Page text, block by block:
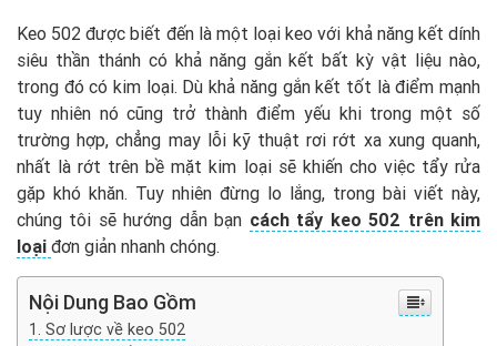
Keo 502 được biết đến là một loại keo với khả năng kết dính
siêu thần thánh có khả năng gắn kết bất kỳ vật liệu nào,
trong đó có kim loại. Dù khả năng gắn kết tốt là điểm mạnh
tuy nhiên nó cũng trở thành điểm yếu khi trong một số
trường hợp, chẳng may lỗi kỹ thuật rơi rớt xa xung quanh,
nhất là rớt trên bề mặt kim loại sẽ khiến cho việc tẩy rửa
gặp khó khăn. Tuy nhiên đừng lo lắng, trong bài viết này,
chúng tôi sẽ hướng dẫn bạn cách tẩy keo 502 trên kim
loại đơn giản nhanh chóng.
Nội Dung Bao Gồm
Sơ lược về keo 502